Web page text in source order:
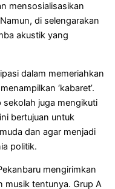
mensosialisasikan
di selengarakan
akustik yang
dalam memeriahkan
‘kabaret’.
sekolah juga mengikuti
bertujuan untuk
dan agar menjadi
politik.
mengirimkan
musik tentunya. Grup A